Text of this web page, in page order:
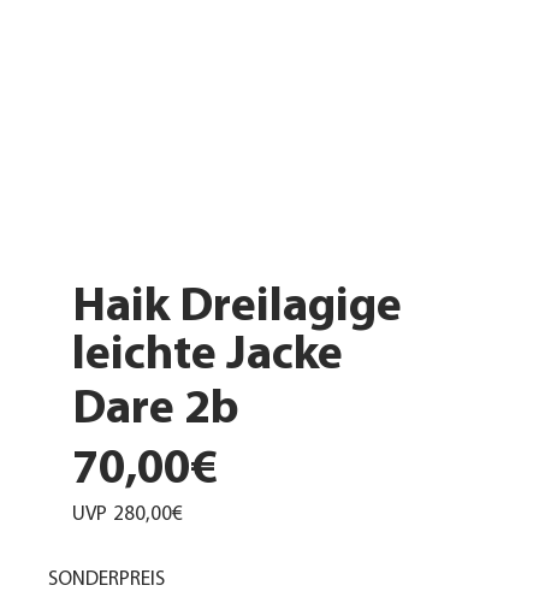
Haik Dreilagige
leichte Jacke
Dare 2b
70,00€
UVP 280,00€
SONDERPREIS